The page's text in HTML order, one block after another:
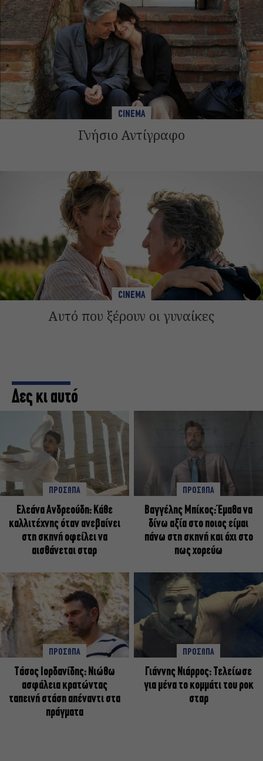
CINEMA
Γνήσιο Αντίγραφο
CINEMA
Αυτό που ξέρουν οι γυναίκες
Δες κι αυτό
ΠΡΟΣΩΠΑ
Ελεάνα Ανδρεούδη: Κάθε
καλλιτέχνης όταν ανεβαίνει
στη σκηνή οφείλει να
αισθάνεται σταρ
ΠΡΟΣΩΠΑ
Βαγγέλης Μπίκος: Έμαθα να
δίνω αξία στο ποιος είμαι
πάνω στη σκηνή και όχι στο
πως χορεύω
ΠΡΟΣΩΠΑ
Tάσος Ιορδανίδης: Νιώθω
ασφάλεια κρατώντας
ταπεινή στάση απέναντι στα
πράγματα
ΠΡΟΣΩΠΑ
Γιάννης Νιάρρος: Τελείωσε
για μένα το κομμάτι του ροκ
σταρ